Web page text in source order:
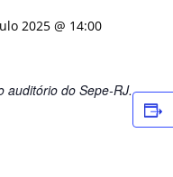
2025 @ 14:00
auditório do Sepe-RJ.